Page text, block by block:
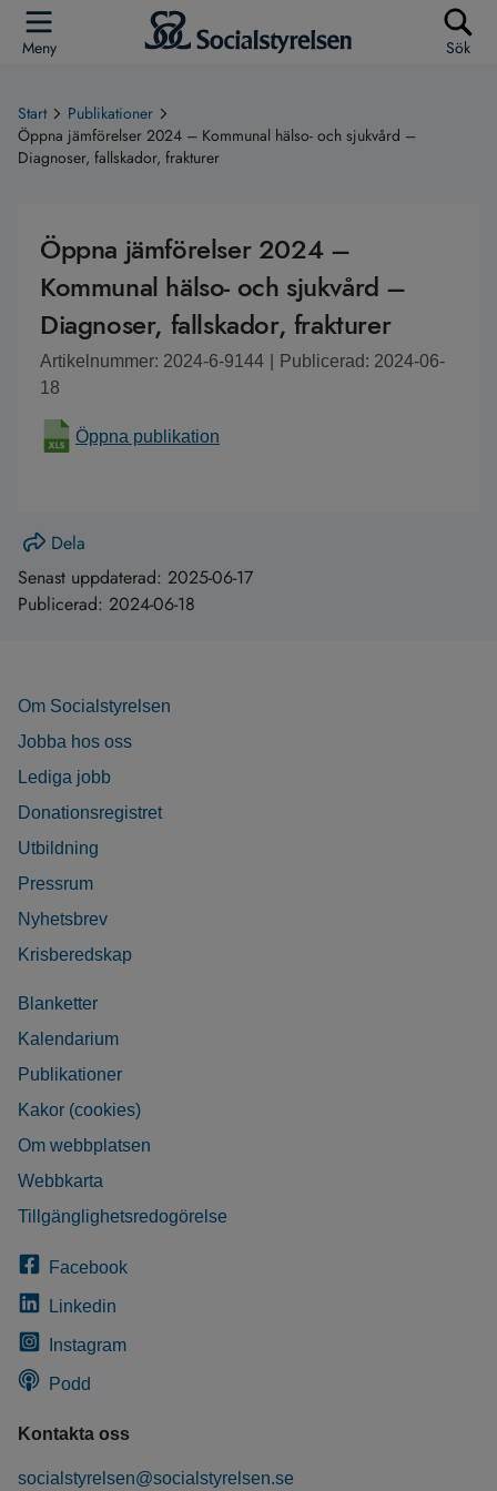
Meny Sök
Start
Publikationer
Öppna jämförelser 2024 – Kommunal hälso- och sjukvård –
Diagnoser, fallskador, frakturer
Öppna jämförelser 2024 –
Kommunal hälso- och sjukvård –
Diagnoser, fallskador, frakturer
Artikelnummer: 2024-6-9144
Publicerad: 2024-06-
18
Öppna publikation
Dela
Senast uppdaterad: 2025-06-17
Publicerad: 2024-06-18
Om Socialstyrelsen
Jobba hos oss
Lediga jobb
Donationsregistret
Utbildning
Pressrum
Nyhetsbrev
Krisberedskap
Blanketter
Kalendarium
Publikationer
Kakor (cookies)
Om webbplatsen
Webbkarta
Tillgänglighetsredogörelse
Facebook
Linkedin
Instagram
Podd
Kontakta oss
socialstyrelsen@socialstyrelsen.se